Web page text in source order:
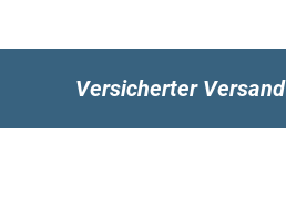
Versicherter Versand